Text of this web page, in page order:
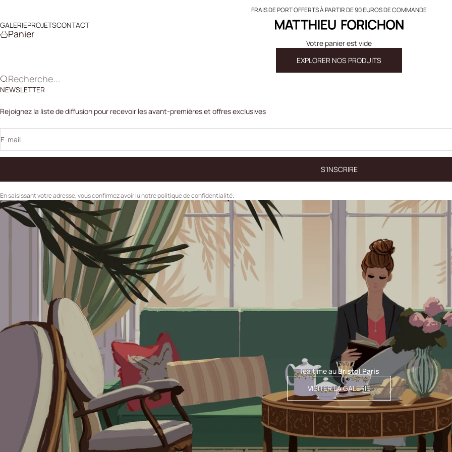
FRAIS DE PORT OFFERTS À PARTIR DE 90 EUROS DE COMMANDE
Matthieu Forichon
GALERIEPROJETSCONTACT
Panier
Votre panier est vide
EXPLORER NOS PRODUITS
Recherche...
NEWSLETTER
Rejoignez la liste de diffusion pour recevoir les avant-premières et offres exclusives
E-mail
S'INSCRIRE
En saisissant votre adresse, vous confirmez avoir lu notre politique de confidentialité.
Tea time auBristol Paris
VISITER LA GALERIE